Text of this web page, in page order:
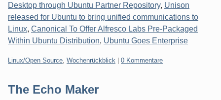
Desktop through Ubuntu Partner Repository, Unison
released for Ubuntu to bring unified communications to
Linux, Canonical To Offer Alfresco Labs Pre-Packaged
Within Ubuntu Distribution, Ubuntu Goes Enterprise
Kategorien:
Linux/Open Source Wochenrückblick | 0 Kommentare
The Echo Maker